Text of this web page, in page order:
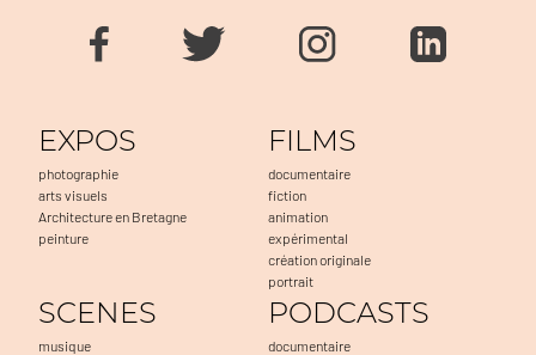
EXPOS
photographie
arts visuels
Architecture en Bretagne
peinture
FILMS
documentaire
fiction
animation
expérimental
création originale
portrait
SCENES
musique
PODCASTS
documentaire